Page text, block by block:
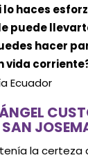
haces
puede
hacer
vida
SAN
la certeza